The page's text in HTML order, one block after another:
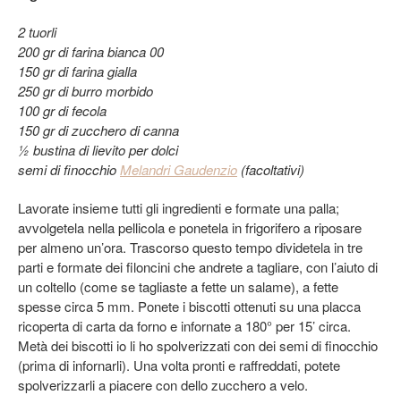
2 tuorli
200 gr di farina bianca 00
150 gr di farina gialla
250 gr di burro morbido
100 gr di fecola
150 gr di zucchero di canna
½ bustina di lievito per dolci
semi di finocchioMelandri Gaudenzio (facoltativi)
Lavorate insieme tutti gli ingredienti e formate una palla;
avvolgetela nella pellicola e ponetela in frigorifero a riposare
per almeno un’ora. Trascorso questo tempo dividetela in tre
parti e formate dei filoncini che andrete a tagliare, con l’aiuto di
un coltello (come se tagliaste a fette un salame), a fette
spesse circa 5 mm. Ponete i biscotti ottenuti su una placca
ricoperta di carta da forno e infornate a 180° per 15’ circa.
Metà dei biscotti io li ho spolverizzati con dei semi di finocchio
(prima di infornarli). Una volta pronti e raffreddati, potete
spolverizzarli a piacere con dello zucchero a velo.